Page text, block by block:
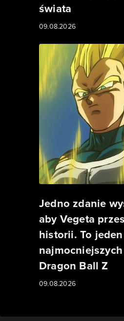
świata
09.08.2026
Jedno zdanie
aby Vegeta
historii. To
Dragon Ball Z
09.08.2026